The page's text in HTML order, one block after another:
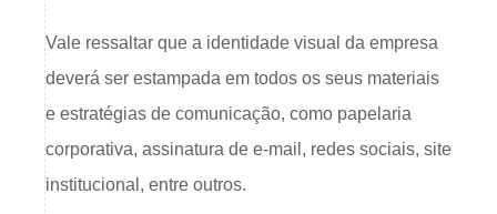
Vale ressaltar que a identidade visual da empresa
deverá ser estampada em todos os seus materiais
e estratégias de comunicação, como papelaria
corporativa, assinatura de e-mail, redes sociais, site
institucional, entre outros.